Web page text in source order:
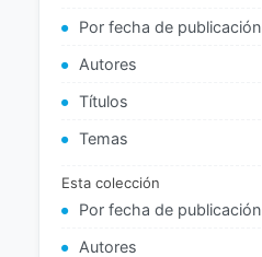
Por fecha de publicación
Autores
Títulos
Temas
Esta colección
Por fecha de publicación
Autores